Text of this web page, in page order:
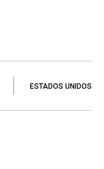
ESTADOS UNIDOS